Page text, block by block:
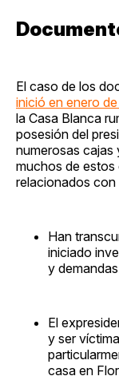
El caso de los
inició en enero
la Casa Blanca
posesión del
numerosas cajas
muchos de
relacionados
Han
iniciado
y
El
y ser
casa en